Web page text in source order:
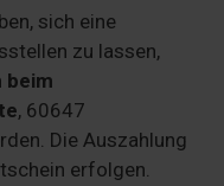
sich eine
zu lassen,
beim
, 60647
Die Auszahlung
erfolgen.